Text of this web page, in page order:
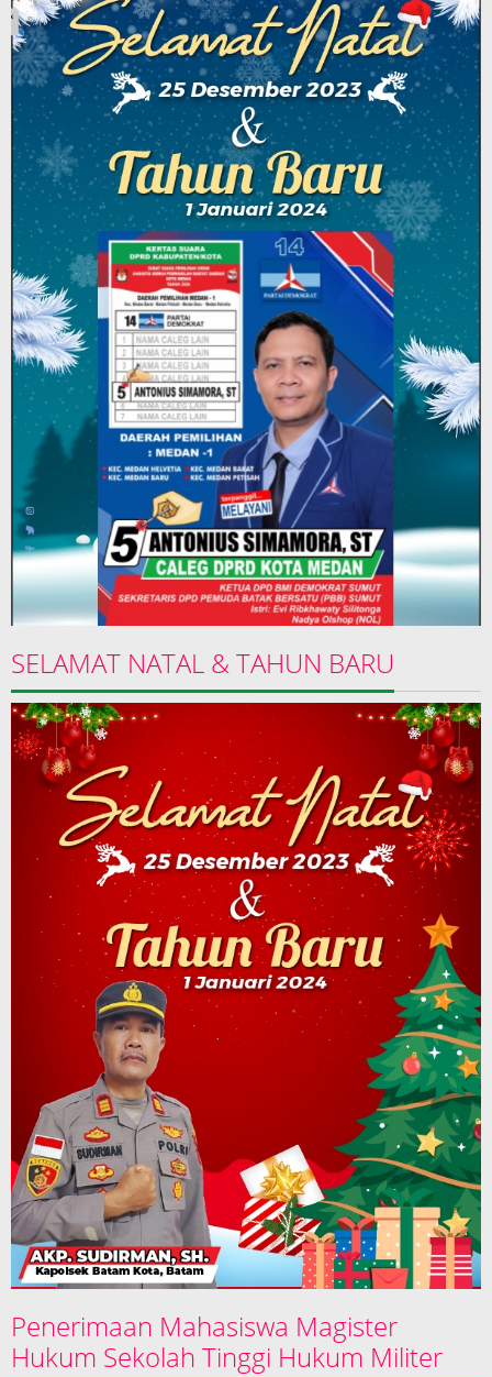
SELAMAT NATAL & TAHUN BARU
Penerimaan Mahasiswa Magister
Hukum Sekolah Tinggi Hukum Militer